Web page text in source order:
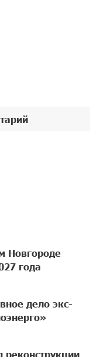
Новгороде
года
дело экс-
реконструкции